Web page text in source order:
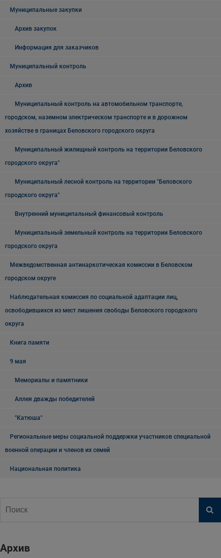
Муниципальные закупки
Архив закупок
Информация для заказчиков
Муниципальный контроль
Архив
Муниципальный контроль на автомобильном транспорте,
городском, наземном электрическом транспорте и в дорожном
хозяйстве в границах Беловского городского округа
Муниципальный жилищный контроль на территории Беловского
городского округа"
Муниципальный лесной контроль на территории "Беловского
городского округа"
Внутренний муниципальный финансовый контроль
Муниципальный земельный контроль на территории Беловского
городского округа
Межведомственная антинаркотическая комиссии в Беловском
городском округе
Наблюдательная комиссия по социальной адаптации лиц,
освободившихся из мест лишения свободы Беловского городского
округа
Книга памяти
9 мая
Мемориалы и памятники
Аллея дважды победителей
"Катюша"
Региональные меры социальной поддержки участников специальной
военной операции и членов их семей
Национальная политика
Архив